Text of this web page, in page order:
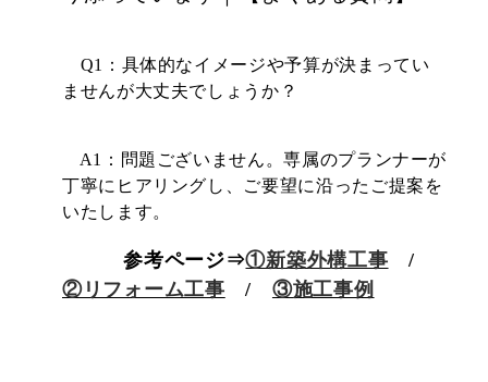
Q1：具体的なイメージや予算が決まってい
ませんが大丈夫でしょうか？
A1：問題ございません。専属のプランナーが
丁寧にヒアリングし、ご要望に沿ったご提案を
いたします。
参考ページ⇒①新築外構工事 /
②リフォーム工事 / ③施工事例